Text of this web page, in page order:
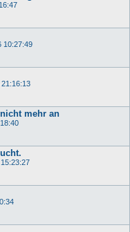
10:27:49
mehr an